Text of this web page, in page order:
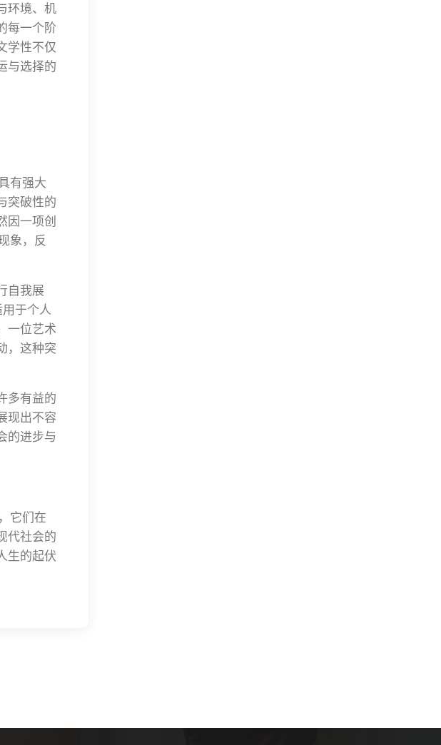
环境、机
每一个阶
学性不仅
与选择的
有强大
突破性的
因一项创
象，反
自我展
于个人
一位艺术
，这种突
多有益的
现出不容
的进步与
它们在
代社会的
生的起伏